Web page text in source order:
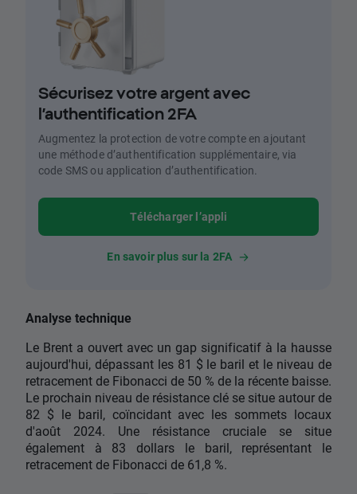
Sécurisez votre argent avec
l’authentification 2FA
Augmentez la protection de votre compte en ajoutant
une méthode d’authentification supplémentaire, via
code SMS ou application d’authentification.
Télécharger l’appli
En savoir plus sur la 2FA
Analyse technique
Le Brent a ouvert avec un gap significatif à la hausse
aujourd'hui, dépassant les 81 $ le baril et le niveau de
retracement de Fibonacci de 50 % de la récente baisse.
Le prochain niveau de résistance clé se situe autour de
82 $ le baril, coïncidant avec les sommets locaux
d'août 2024. Une résistance cruciale se situe
également à 83 dollars le baril, représentant le
retracement de Fibonacci de 61,8 %.